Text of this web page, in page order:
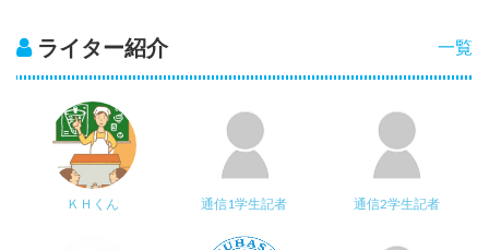
一覧
ライター紹介
ＫＨくん 通信1学生記者 通信2学生記者